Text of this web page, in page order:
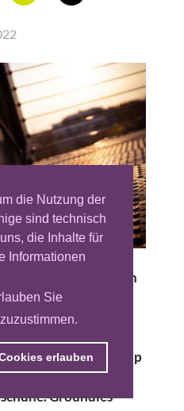
die Nutzung der
sind technisch
die Inhalte für
Informationen
Sie
erlauben
Euro beliefen sich
Schuhe im
das Jahr, als die
eigenen Online-Shop
in Deutschland
Groundies